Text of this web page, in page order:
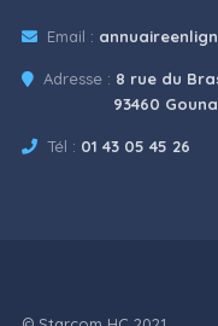
Email :
Adresse : 8 rue du
93460 Gounay
Tél : 01 43 05 45 26